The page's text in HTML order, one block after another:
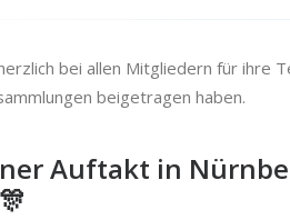
bei allen Mitgliedern für ihre
beigetragen haben.
Auftakt in